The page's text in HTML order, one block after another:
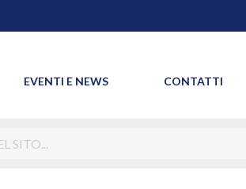
EVENTI E NEWS CONTATTI